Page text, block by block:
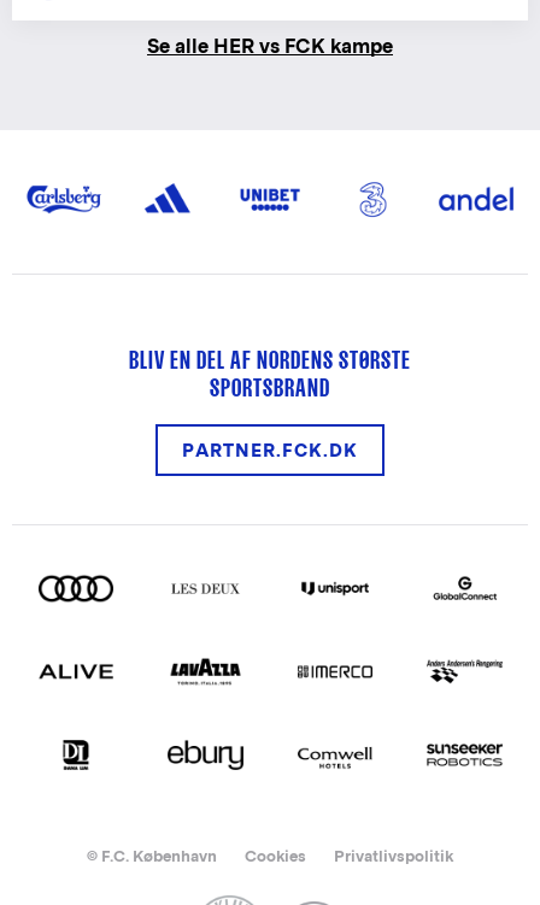
Se alle HER vs FCK kampe
BLIV EN DEL AF NORDENS STØRSTE
SPORTSBRAND
PARTNER.FCK.DK
© F.C. København Cookies Privatlivspolitik